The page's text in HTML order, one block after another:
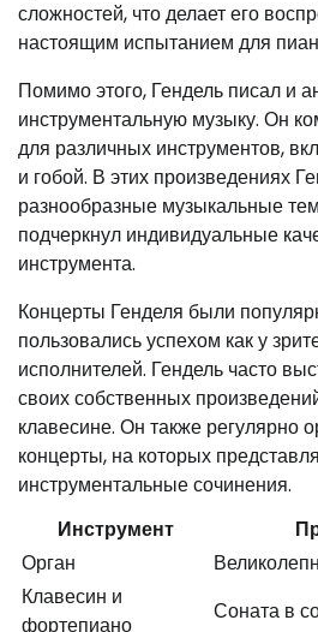
сложностей, что делает его
настоящим испытанием для
Помимо этого, Гендель писал и
инструментальную музыку. Он
для различных инструментов,
и гобой. В этих произведениях
разнообразные музыкальные
подчеркнул индивидуальные
инструмента.
Концерты Генделя были
пользовались успехом как у
исполнителей. Гендель часто
своих собственных
клавесине. Он также регулярно
концерты, на которых
инструментальные сочинения.
Инструмент
Орган
Клавесин и
фортепиано
Соната в